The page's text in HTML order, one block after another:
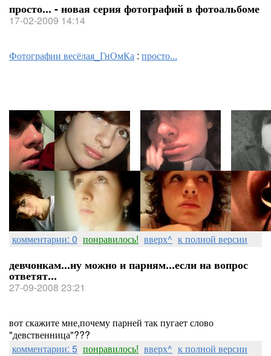
просто... - новая серия фотографий в фотоальбоме
17-02-2009 14:14
Фотографии весёлая_ГнОмКа : просто...
комментарии: 0 понравилось! вверх^ к полной версии
девчонкам...ну можно и парням...если на вопрос
ответят...
27-09-2008 23:21
вот скажите мне,почему парней так пугает слово
"девственница"???
комментарии: 5 понравилось! вверх^ к полной версии